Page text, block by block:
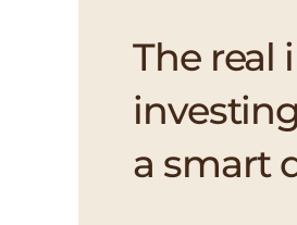
The real
a smart